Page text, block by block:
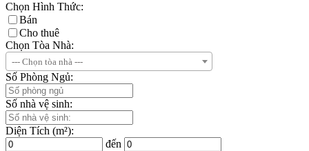
Chọn Hình Thức:
Bán
Cho thuê
Chọn Tòa Nhà:
--- Chọn tòa nhà ---
Số Phòng Ngủ:
Số nhà vệ sinh:
Diện Tích (m²):
đến